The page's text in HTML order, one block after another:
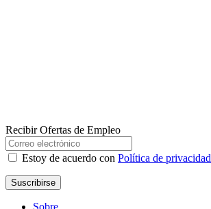
Recibir Ofertas de Empleo
Estoy de acuerdo con Política de privacidad
Suscribirse
Sobre